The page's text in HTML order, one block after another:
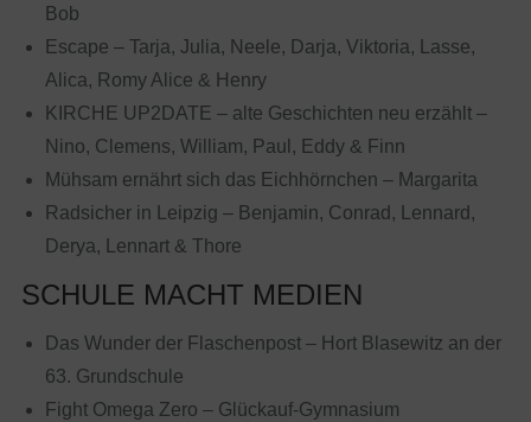
Bob
Escape – Tarja, Julia, Neele, Darja, Viktoria, Lasse,
Alica, Romy Alice & Henry
KIRCHE UP2DATE – alte Geschichten neu erzählt –
Nino, Clemens, William, Paul, Eddy & Finn
Mühsam ernährt sich das Eichhörnchen – Margarita
Radsicher in Leipzig – Benjamin, Conrad, Lennard,
Derya, Lennart & Thore
SCHULE MACHT MEDIEN
Das Wunder der Flaschenpost – Hort Blasewitz an der
63. Grundschule
Fight Omega Zero – Glückauf-Gymnasium